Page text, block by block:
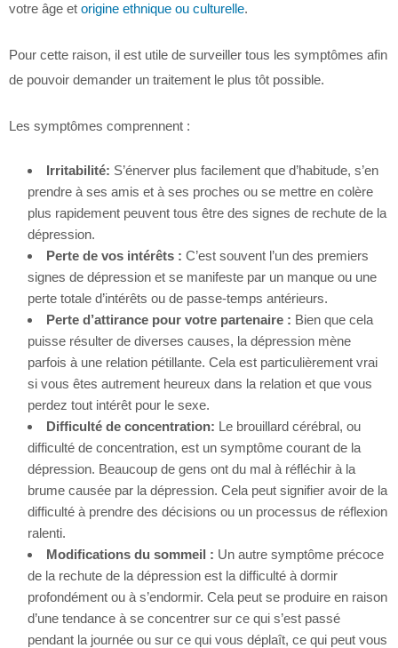
votre âge et origine ethnique ou culturelle.
Pour cette raison, il est utile de surveiller tous les symptômes afin
de pouvoir demander un traitement le plus tôt possible.
Les symptômes comprennent :
Irritabilité: S’énerver plus facilement que d’habitude, s’en
prendre à ses amis et à ses proches ou se mettre en colère
plus rapidement peuvent tous être des signes de rechute de la
dépression.
Perte de vos intérêts : C’est souvent l’un des premiers
signes de dépression et se manifeste par un manque ou une
perte totale d’intérêts ou de passe-temps antérieurs.
Perte d’attirance pour votre partenaire : Bien que cela
puisse résulter de diverses causes, la dépression mène
parfois à une relation pétillante. Cela est particulièrement vrai
si vous êtes autrement heureux dans la relation et que vous
perdez tout intérêt pour le sexe.
Difficulté de concentration: Le brouillard cérébral, ou
difficulté de concentration, est un symptôme courant de la
dépression. Beaucoup de gens ont du mal à réfléchir à la
brume causée par la dépression. Cela peut signifier avoir de la
difficulté à prendre des décisions ou un processus de réflexion
ralenti.
Modifications du sommeil : Un autre symptôme précoce
de la rechute de la dépression est la difficulté à dormir
profondément ou à s’endormir. Cela peut se produire en raison
d’une tendance à se concentrer sur ce qui s’est passé
pendant la journée ou sur ce qui vous déplaît, ce qui peut vous